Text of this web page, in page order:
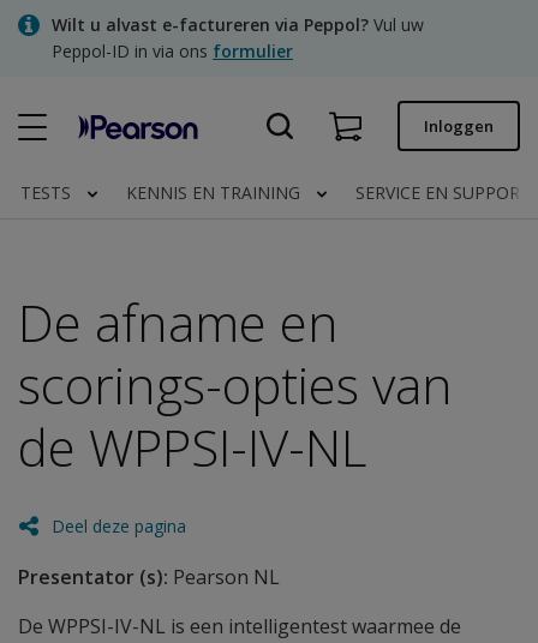
SkipWilt u alvast e-factureren via Peppol? Vul uw
Peppol-ID in via ons formulier
Snel bestellen
Clinical | NL
Inloggen
TESTS KENNIS EN TRAINING SERVICE EN SUPPORT
De afname en
scorings-opties van
de WPPSI-IV-NL
Deel deze pagina
Presentator (s): Pearson NL
De WPPSI-IV-NL is een intelligentest waarmee de